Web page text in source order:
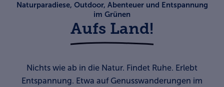
Naturparadiese, Outdoor, Abenteuer und Entspannung
im Grünen
Aufs Land!
Nichts wie ab in die Natur. Findet Ruhe. Erlebt
Entspannung. Etwa auf Genusswanderungen im